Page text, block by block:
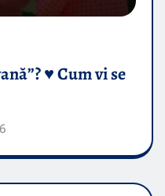
♥️ Cum vi se